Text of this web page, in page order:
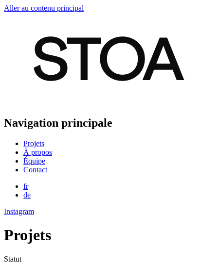
Aller au contenu principal
Navigation principale
Projets
À propos
Équipe
Contact
fr
de
Instagram
Projets
Statut